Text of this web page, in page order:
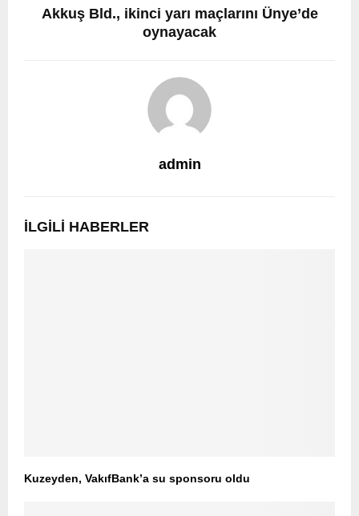
Akkuş Bld., ikinci yarı maçlarını Ünye’de
oynayacak
admin
İLGILI HABERLER
Kuzeyden, VakıfBank’a su sponsoru oldu